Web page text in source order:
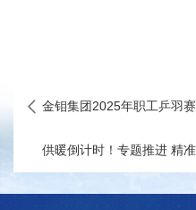
金钼集团2025年职工乒羽
供暖倒计时！专题推进 精